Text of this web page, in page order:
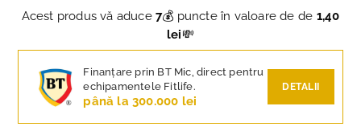
Acest produs vă aduce7💰 puncte în valoare de de 1,40
lei💸
Finanțare prin BT Mic, direct pentru
echipamentele Fitlife.
până la 300.000 lei
DETALII